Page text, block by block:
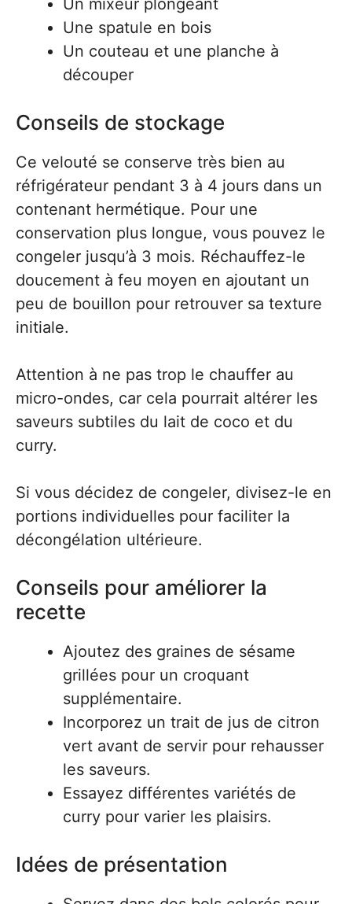
Un mixeur plongeant
Une spatule en bois
Un couteau et une planche à
découper
Conseils de stockage
Ce velouté se conserve très bien au
réfrigérateur pendant 3 à 4 jours dans un
contenant hermétique. Pour une
conservation plus longue, vous pouvez le
congeler jusqu’à 3 mois. Réchauffez-le
doucement à feu moyen en ajoutant un
peu de bouillon pour retrouver sa texture
initiale.
Attention à ne pas trop le chauffer au
micro-ondes, car cela pourrait altérer les
saveurs subtiles du lait de coco et du
curry.
Si vous décidez de congeler, divisez-le en
portions individuelles pour faciliter la
décongélation ultérieure.
Conseils pour améliorer la
recette
Ajoutez des graines de sésame
grillées pour un croquant
supplémentaire.
Incorporez un trait de jus de citron
vert avant de servir pour rehausser
les saveurs.
Essayez différentes variétés de
curry pour varier les plaisirs.
Idées de présentation